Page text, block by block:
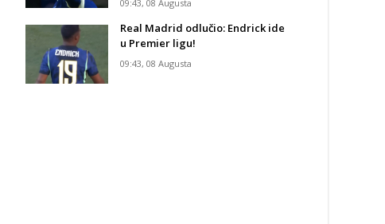
09:43, 08 Augusta
Real Madrid odlučio: Endrick ide
u Premier ligu!
09:43, 08 Augusta